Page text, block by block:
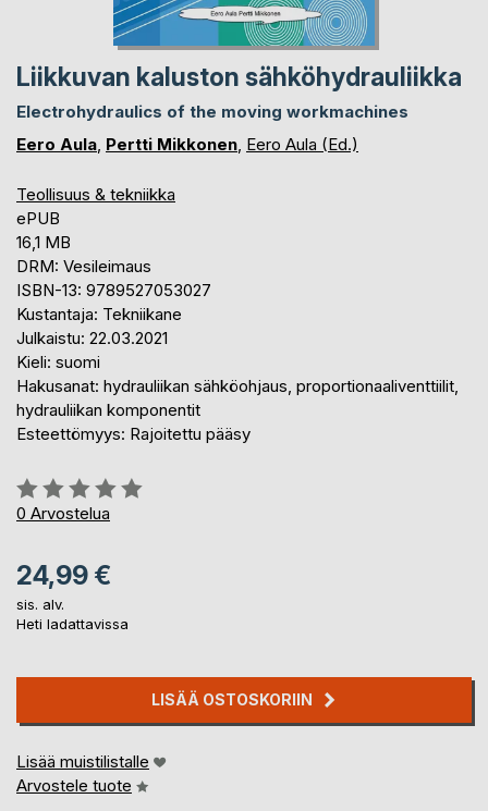
Liikkuvan kaluston sähköhydrauliikka
Electrohydraulics of the moving workmachines
Eero Aula, Pertti Mikkonen, Eero Aula (Ed.)
Teollisuus & tekniikka
ePUB
16,1 MB
DRM: Vesileimaus
ISBN-13: 9789527053027
Kustantaja: Tekniikane
Julkaistu: 22.03.2021
Kieli: suomi
Hakusanat: hydrauliikan sähköohjaus, proportionaaliventtiilit,
hydrauliikan komponentit
Esteettömyys: Rajoitettu pääsy
Arvostelu::
0%
0 Arvostelua
24,99 €
sis. alv.
Heti ladattavissa
LISÄÄ OSTOSKORIIN
Lisää muistilistalle
Arvostele tuote